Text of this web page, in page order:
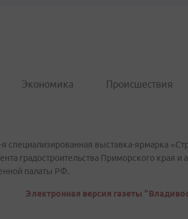
Экономика Происшествия
специализированная выставка-ярмарка
градостроительства Приморского края и
палаты РФ.
Электронная версия газеты